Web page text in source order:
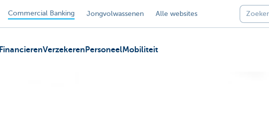
Commercial Banking Jongvolwassenen Alle websites
FinancierenVerzekeren PersoneelMobiliteit